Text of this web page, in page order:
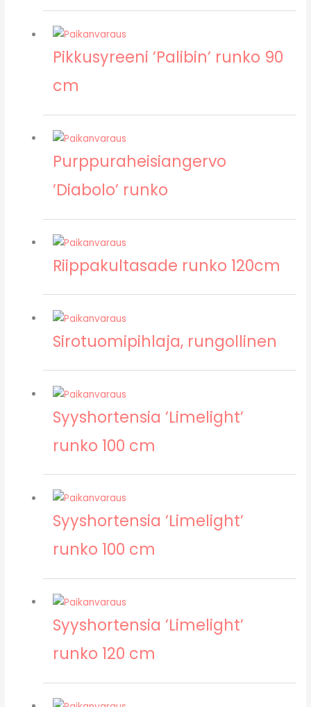
Pikkusyreeni ’Palibin’ runko 90
cm
Purppuraheisiangervo
’Diabolo’ runko
Riippakultasade runko 120cm
Sirotuomipihlaja, rungollinen
Syyshortensia ’Limelight’
runko 100 cm
Syyshortensia ’Limelight’
runko 100 cm
Syyshortensia ’Limelight’
runko 120 cm